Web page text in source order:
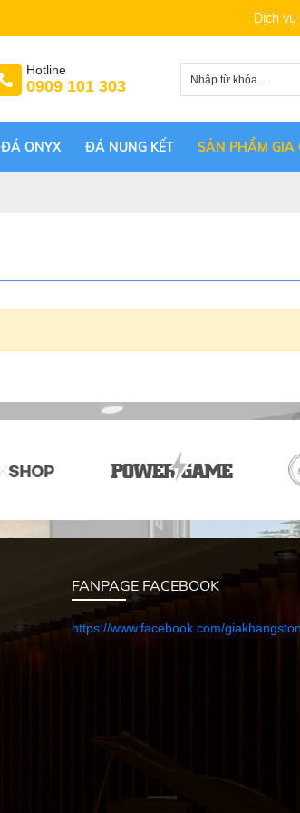
Dịch vụ
Hotline
0909 101 303
ĐÁ ONYX ĐÁ NUNG KẾT SẢN PHẨM GIA
FANPAGE FACEBOOK
https://www.facebook.com/